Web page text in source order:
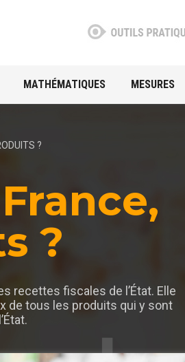
MATHÉMATIQUES MESURES
?
?
recettes fiscales de l’État. Elle
de tous les produits qui y sont